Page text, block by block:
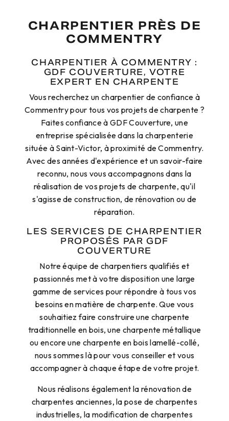
CHARPENTIER PRÈS DE
COMMENTRY
CHARPENTIER À COMMENTRY :
GDF COUVERTURE, VOTRE
EXPERT EN CHARPENTE
Vous recherchez un charpentier de confiance à
Commentry pour tous vos projets de charpente ?
Faites confiance à GDF Couverture, une
entreprise spécialisée dans la charpenterie
située à Saint-Victor, à proximité de Commentry.
Avec des années d'expérience et un savoir-faire
reconnu, nous vous accompagnons dans la
réalisation de vos projets de charpente, qu'il
s'agisse de construction, de rénovation ou de
réparation.
LES SERVICES DE CHARPENTIER
PROPOSÉS PAR GDF
COUVERTURE
Notre équipe de charpentiers qualifiés et
passionnés met à votre disposition une large
gamme de services pour répondre à tous vos
besoins en matière de charpente. Que vous
souhaitiez faire construire une charpente
traditionnelle en bois, une charpente métallique
ou encore une charpente en bois lamellé-collé,
nous sommes là pour vous conseiller et vous
accompagner à chaque étape de votre projet.
Nous réalisons également la rénovation de
charpentes anciennes, la pose de charpentes
industrielles, la modification de charpentes